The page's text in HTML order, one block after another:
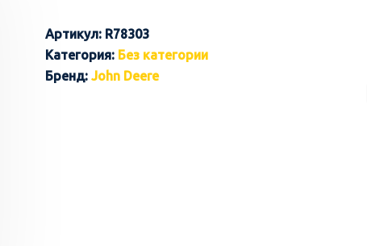
Артикул: R78303
Категория: Без категории
Бренд: John Deere